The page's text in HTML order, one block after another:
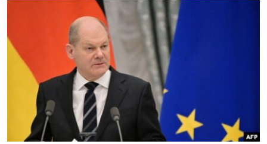
КИТАЙ.ВИКЛИКИ
МУЛЬТИМЕДІА
ФОТО
СПЕЦПРОЄКТИ
ПОДКАСТИ